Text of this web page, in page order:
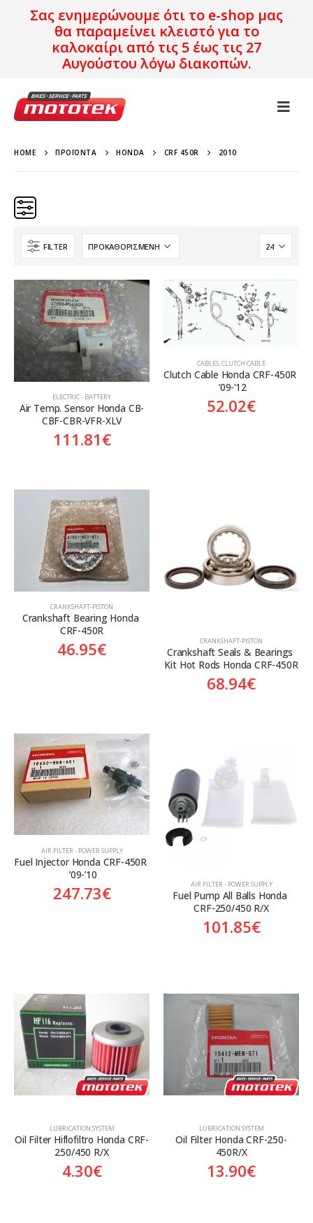
Σας ενημερώνουμε ότι το e-shop μας
θα παραμείνει κλειστό για το
καλοκαίρι από τις 5 έως τις 27
Αυγούστου λόγω διακοπών.
HOME ΠΡΟΪΌΝΤΑ HONDA CRF 450R 2010
Κατηγορίες
Προϊόν Προέλευση
Aftermarket Aftermarket
Genuine
Γνήσιο
FILTER
ELECTRIC - BATTERY
Air Temp. Sensor Honda CB-
CBF-CBR-VFR-XLV
111.81€
CABLES,CLUTCH CABLE
Clutch Cable Honda CRF-450R
’09-’12
52.02€
CRANKSHAFT-PISTON
Crankshaft Bearing Honda
CRF-450R
46.95€ CRANKSHAFT-PISTON
Crankshaft Seals & Bearings
Kit Hot Rods Honda CRF-450R
68.94€
AIR FILTER - POWER SUPPLY
Fuel Injector Honda CRF-450R
’09-’10
247.73€ AIR FILTER - POWER SUPPLY
Fuel Pump All Balls Honda
CRF-250/450 R/X
101.85€
LUBRICATION SYSTEM
Oil Filter Hiflofiltro Honda CRF-
250/450 R/X
4.30€
LUBRICATION SYSTEM
Oil Filter Honda CRF-250-
450R/X
13.90€